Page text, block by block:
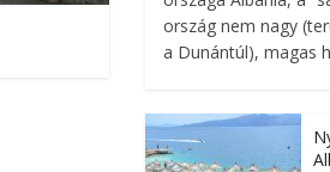
ország nem nagy
a Dunántúl), magas